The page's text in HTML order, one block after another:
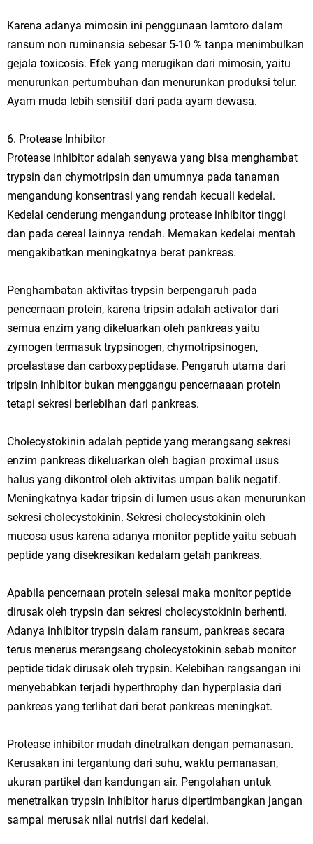
Karena adanya mimosin ini penggunaan lamtoro dalam
ransum non ruminansia sebesar 5-10 % tanpa menimbulkan
gejala toxicosis. Efek yang merugikan dari mimosin, yaitu
menurunkan pertumbuhan dan menurunkan produksi telur.
Ayam muda lebih sensitif dari pada ayam dewasa.
6. Protease Inhibitor
Protease inhibitor adalah senyawa yang bisa menghambat
trypsin dan chymotripsin dan umumnya pada tanaman
mengandung konsentrasi yang rendah kecuali kedelai.
Kedelai cenderung mengandung protease inhibitor tinggi
dan pada cereal lainnya rendah. Memakan kedelai mentah
mengakibatkan meningkatnya berat pankreas.
Penghambatan aktivitas trypsin berpengaruh pada
pencernaan protein, karena tripsin adalah activator dari
semua enzim yang dikeluarkan oleh pankreas yaitu
zymogen termasuk trypsinogen, chymotripsinogen,
proelastase dan carboxypeptidase. Pengaruh utama dari
tripsin inhibitor bukan menggangu pencernaaan protein
tetapi sekresi berlebihan dari pankreas.
Cholecystokinin adalah peptide yang merangsang sekresi
enzim pankreas dikeluarkan oleh bagian proximal usus
halus yang dikontrol oleh aktivitas umpan balik negatif.
Meningkatnya kadar tripsin di lumen usus akan menurunkan
sekresi cholecystokinin. Sekresi cholecystokinin oleh
mucosa usus karena adanya monitor peptide yaitu sebuah
peptide yang disekresikan kedalam getah pankreas.
Apabila pencernaan protein selesai maka monitor peptide
dirusak oleh trypsin dan sekresi cholecystokinin berhenti.
Adanya inhibitor trypsin dalam ransum, pankreas secara
terus menerus merangsang cholecystokinin sebab monitor
peptide tidak dirusak oleh trypsin. Kelebihan rangsangan ini
menyebabkan terjadi hyperthrophy dan hyperplasia dari
pankreas yang terlihat dari berat pankreas meningkat.
Protease inhibitor mudah dinetralkan dengan pemanasan.
Kerusakan ini tergantung dari suhu, waktu pemanasan,
ukuran partikel dan kandungan air. Pengolahan untuk
menetralkan trypsin inhibitor harus dipertimbangkan jangan
sampai merusak nilai nutrisi dari kedelai.